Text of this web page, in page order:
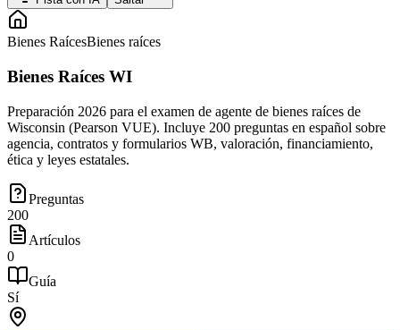
Bienes RaícesBienes raíces
Bienes Raíces WI
Preparación 2026 para el examen de agente de bienes raíces de
Wisconsin (Pearson VUE). Incluye 200 preguntas en español sobre
agencia, contratos y formularios WB, valoración, financiamiento,
ética y leyes estatales.
Preguntas
200
Artículos
0
Guía
Sí